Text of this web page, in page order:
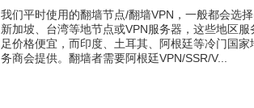
我们平时使用的翻墙节点/翻墙VPN，一般都会选择
新加坡、台湾等地节点或VPN服务器，这些地区
足价格便宜，而印度、土耳其、阿根廷等冷门国家
务商会提供。翻墙者需要阿根廷VPN/SSR/V...